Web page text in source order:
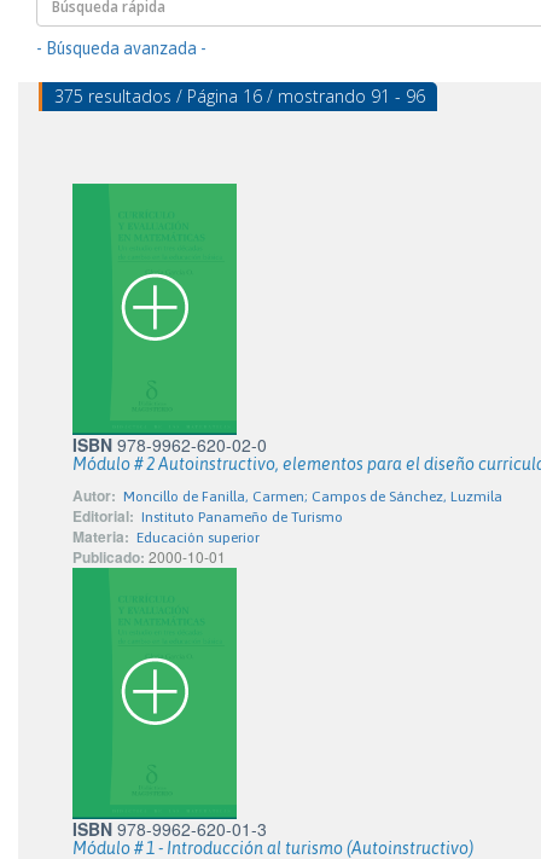
- Búsqueda avanzada -
375 resultados / Página 16 / mostrando 91 - 96
ISBN 978-9962-620-02-0
Módulo # 2 Autoinstructivo, elementos para el diseño
Autor: Moncillo de Fanilla, Carmen; Campos de Sánchez, Luzmila
Editorial: Instituto Panameño de Turismo
Materia: Educación superior
Publicado: 2000-10-01
ISBN 978-9962-620-01-3
Módulo # 1 - Introducción al turismo (Autoinstructivo)